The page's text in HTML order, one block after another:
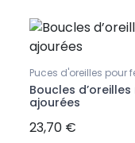
Puces d'oreilles pour
Boucles
ajourées
23,70 €